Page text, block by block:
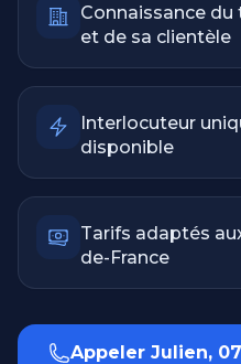
Connaissance
et de sa clientèle
Interlocuteur
disponible
Tarifs adaptés
de-France
Appeler Julien,